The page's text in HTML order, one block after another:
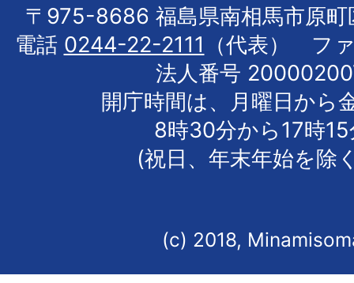
〒975-8686 福島県南相馬市原町
電話 0244-22-2111
（代表） フ
法人番号
開庁時間は、月曜日から
8時30分から17時
(祝日、年末年始を除
(c) 2018,